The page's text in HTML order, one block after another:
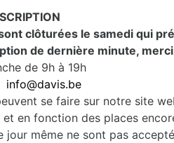
clôturées le samedi qui
de dernière minute,
de 9h à 19h
info@davis.be
se faire sur notre site
en fonction des places
jour même ne sont pas